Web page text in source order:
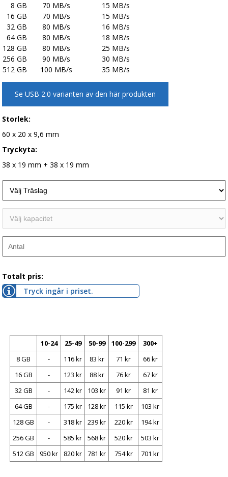
8 GB
70 MB/s
15 MB/s
16 GB
70 MB/s
15 MB/s
32 GB
80 MB/s
16 MB/s
64 GB
80 MB/s
18 MB/s
128 GB
80 MB/s
25 MB/s
256 GB
90 MB/s
30 MB/s
512 GB
100 MB/s 35 MB/s
Se USB 2.0 varianten av den här produkten
Storlek:
60 x 20 x 9,6 mm
Tryckyta:
38 x 19 mm + 38 x 19 mm
Totalt pris:
Tryck ingår i priset.
10-24 25-49 50-99 100-299
300+
8 GB
- 116 kr 83 kr 71 kr
66 kr
16 GB
- 123 kr 88 kr 76 kr
67 kr
32 GB
- 142 kr 103 kr 91 kr
81 kr
64 GB
- 175 kr 128 kr 115 kr
103 kr
128 GB
- 318 kr 239 kr 220 kr
194 kr
256 GB
- 585 kr 568 kr 520 kr
503 kr
512 GB
950 kr 820 kr 781 kr 754 kr 701 kr